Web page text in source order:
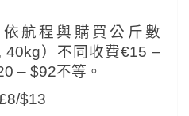
航程與購買公斤數
40kg）不同 收費€15 –
– $92不等。
$13